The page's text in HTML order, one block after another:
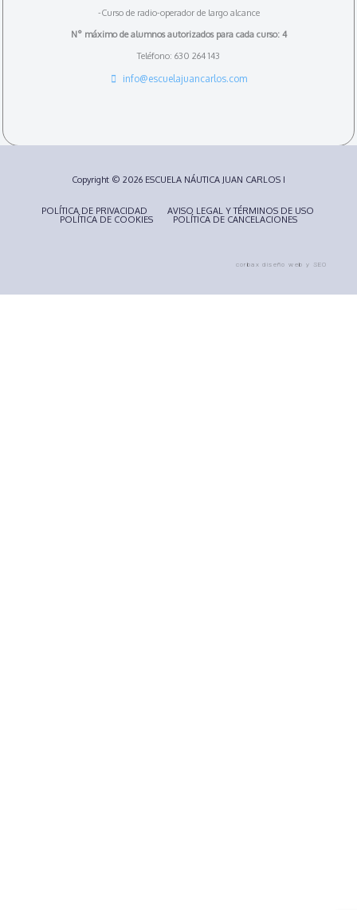
-Curso de radio-operador de largo alcance
N° máximo de alumnos autorizados para cada curso: 4
Teléfono: 630 264 143
info@escuelajuancarlos.com
Copyright © 2026 ESCUELA NÁUTICA JUAN CARLOS I
POLÍTICA DE PRIVACIDAD AVISO LEGAL Y TÉRMINOS DE USO
POLÍTICA DE COOKIES POLÍTICA DE CANCELACIONES
corbax diseño web y SEO